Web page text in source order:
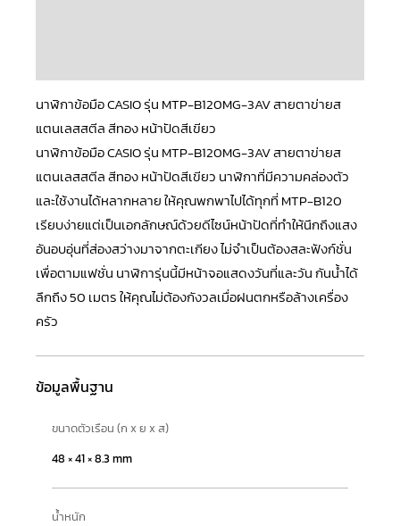
นาฬิกาข้อมือ CASIO รุ่น MTP-B120MG-3AV สายตาข่ายส
แตนเลสสตีล สีทอง หน้าปัดสีเขียว
นาฬิกาข้อมือCASIOรุ่น MTP-B120MG-3AV สายตาข่ายส
แตนเลสสตีล สีทอง หน้าปัดสีเขียว นาฬิกาที่มีความคล่องตัว
และใช้งานได้หลากหลาย ให้คุณพกพาไปได้ทุกที่ MTP-B120
เรียบง่ายแต่เป็นเอกลักษณ์ด้วยดีไซน์หน้าปัดที่ทำให้นึกถึงแสง
อันอบอุ่นที่ส่องสว่างมาจากตะเกียง ไม่จำเป็นต้องสละฟังก์ชั่น
เพื่อตามแฟชั่น นาฬิการุ่นนี้มีหน้าจอแสดงวันที่และวัน กันน้ำได้
ลึกถึง 50 เมตร ให้คุณไม่ต้องกังวลเมื่อฝนตกหรือล้างเครื่อง
ครัว
ข้อมูลพื้นฐาน
ขนาดตัวเรือน (ก x ย x ส)
48 × 41 × 8.3 mm
น้ำหนัก